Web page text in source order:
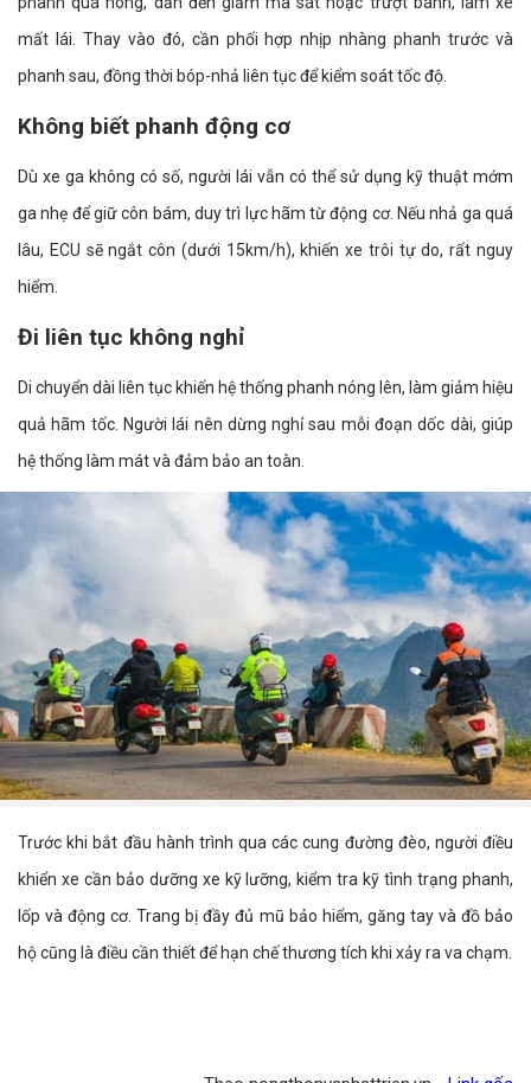
mất lái. Thay vào đó, cần phối hợp nhịp nhàng phanh trước và
phanh sau, đồng thời bóp-nhả liên tục để kiểm soát tốc độ.
Không biết phanh động cơ
Dù xe ga không có số, người lái vẫn có thể sử dụng kỹ thuật mớm
ga nhẹ để giữ côn bám, duy trì lực hãm từ động cơ. Nếu nhả ga quá
lâu, ECU sẽ ngắt côn (dưới 15km/h), khiến xe trôi tự do, rất nguy
hiểm.
Đi liên tục không nghỉ
Di chuyển dài liên tục khiến hệ thống phanh nóng lên, làm giảm hiệu
quả hãm tốc. Người lái nên dừng nghỉ sau mỗi đoạn dốc dài, giúp
hệ thống làm mát và đảm bảo an toàn.
Trước khi bắt đầu hành trình qua các cung đường đèo, người điều
khiển xe cần bảo dưỡng xe kỹ lưỡng, kiểm tra kỹ tình trạng phanh,
lốp và động cơ. Trang bị đầy đủ mũ bảo hiểm, găng tay và đồ bảo
hộ cũng là điều cần thiết để hạn chế thương tích khi xảy ra va chạm.